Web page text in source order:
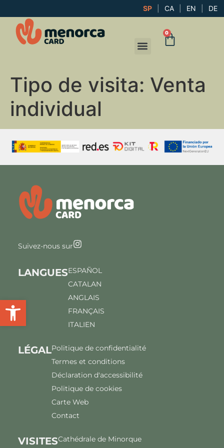
Ouvrir la barre d'outils
SP CA EN DE
0
Tipo de visita: Venta
individual
Suivez-nous sur
VISITESCathédrale de Minorque
LANGUESESPAÑOL
CATALAN
ANGLAIS
FRANÇAIS
ITALIEN
LÉGALPolitique de confidentialité
Termes et conditions
Déclaration d'accessibilité
Politique de cookies
Carte Web
Contact